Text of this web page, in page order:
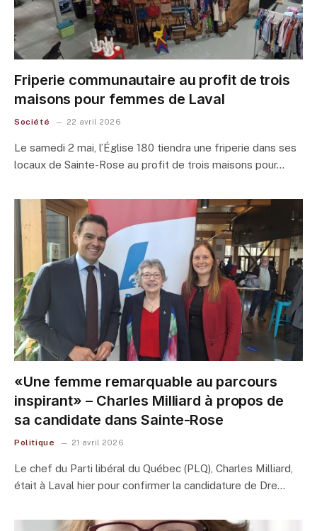
Friperie communautaire au profit de trois
maisons pour femmes de Laval
Société 22 avril 2026
Le samedi 2 mai, l’Église 180 tiendra une friperie dans ses
locaux de Sainte-Rose au profit de trois maisons pour…
«Une femme remarquable au parcours
inspirant» – Charles Milliard à propos de
sa candidate dans Sainte-Rose
Politique 21 avril 2026
Le chef du Parti libéral du Québec (PLQ), Charles Milliard,
était à Laval hier pour confirmer la candidature de Dre…